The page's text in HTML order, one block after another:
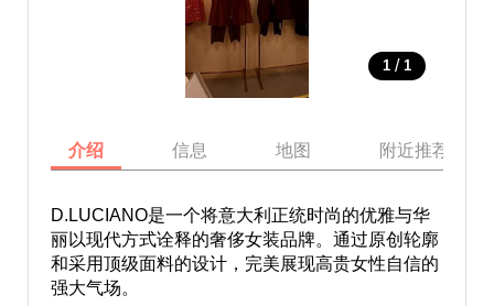
1 / 1
介绍 信息 地图 附近推荐景点
D.LUCIANO是一个将意大利正统时尚的优雅与华
丽以现代方式诠释的奢侈女装品牌。通过原创轮廓
和采用顶级面料的设计，完美展现高贵女性自信的
强大气场。